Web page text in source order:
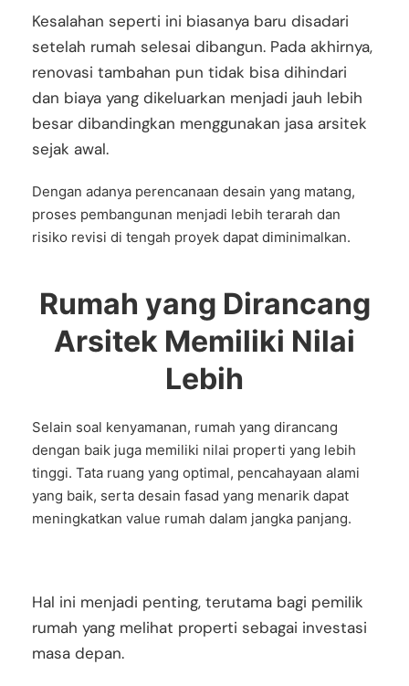
Kesalahan seperti ini biasanya baru disadari
setelah rumah selesai dibangun. Pada akhirnya,
renovasi tambahan pun tidak bisa dihindari
dan biaya yang dikeluarkan menjadi jauh lebih
besar dibandingkan menggunakan jasa arsitek
sejak awal.
Dengan adanya perencanaan desain yang matang,
proses pembangunan menjadi lebih terarah dan
risiko revisi di tengah proyek dapat diminimalkan.
Rumah yang Dirancang
Arsitek Memiliki Nilai
Lebih
Selain soal kenyamanan, rumah yang dirancang
dengan baik juga memiliki nilai properti yang lebih
tinggi. Tata ruang yang optimal, pencahayaan alami
yang baik, serta desain fasad yang menarik dapat
meningkatkan value rumah dalam jangka panjang.
Hal ini menjadi penting, terutama bagi pemilik
rumah yang melihat properti sebagai investasi
masa depan.